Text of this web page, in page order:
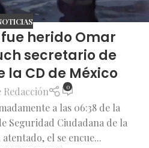
herido Omar
secretario de
CD de México
Redacción 0
a las 06:38 de la
Seguridad Ciudadana de la
el se encue...